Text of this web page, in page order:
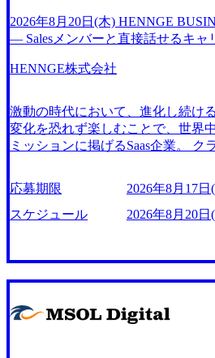
平均を上回る実績を持ち、女性の管
月時点)とフレキシブルな働き方を
月17日(月) 16:00 ●当日のスケジュ
接時間① 開始時刻10:00 終了時刻
刻11:15 終了時刻12:15 ・面接時間
13:30 ●選考について ・1次兼2次
日お伝えいたします。 オンライン
説明会(業務の詳細を解説) 19:30～ 一次面接(グループ・個人)
20:00～ 二次面接(一次通過者のみ/人事部面接) ※ 二次面接以
でお待ちいただくケースもござい
スクールのような学習形式ではな
応用言語学や行動経済学に基づい
法」をお伝えし、目標達成まで導
トの仕事です。また、英語学習に
す。コースを卒業されるお客様に
務地 池袋、神田秋葉原、有楽町、
タービル、品川、目黒、横浜、名
宮、京都河原町 受動喫煙対策 : 屋
がある方 ●日本語ノンネイティブ
経過している方 ・日本での顧客折
ある方 ※お客様とのコミュニケー
ntent/dam/accenture/final/accenture-
ruiting-Brochure.pdf#zoom=50) 女性
w.accenture.com/content/dam/
ment/women-brochure.pdf#zoom=50)
グ (https://www.accenture.com/jp-ja/
9/00604/021600008/) 規模拡大で成
俯瞰マップ】 (https://diamond.jp/
店出身者などマーケティングのト
ルタントへ。会社に入って、何が変
inessinsider.jp/post-288838) プラダ
ーソナライゼーション (https://
dies/song/prada-luxury-product-
ブアウト支援 (https://
lting/taisho-pharmaceutical)（スト
グ） ソフトバンク：初のオンライ
a/case-studies/communications-media/
省：事業者の申請手続きを電子化
2026年8月20日(木) HENNGE
— Salesメンバーと直接話せるキ
HENNGE株式会社
激動の時代において、進化し続け
変化を恐れず楽しむことで、世界
ミッションに掲げるSaas企業。 ク
実の間のギャップを埋める独自の
大企業向けWeb制作ソリューショ
ズ」との連携を発表するなど、大
2026年8月20日(木) 19:00～21:00 (
日(月) 16:00 ※本イベントは抽選制
多数の場合は、誠に恐縮ながらご
く場合がございます。 好評につき
お一人での参加も大歓迎です！
prise / Inside / Partner Salesなど)に
応募期限
2026年8月17日
スケジュール
2026年8月20日